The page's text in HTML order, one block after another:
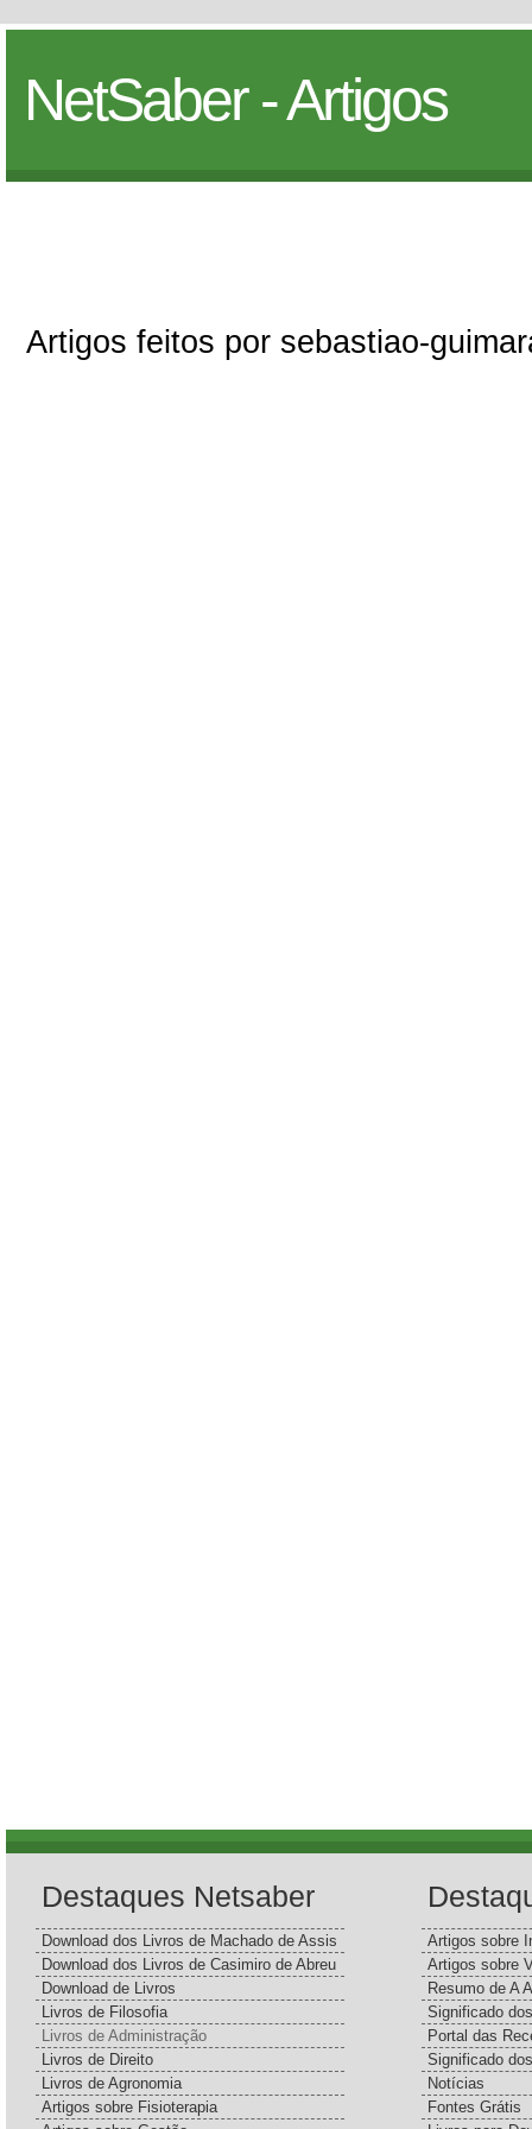
NetSaber - Artigos
Artigos feitos por sebastiao-
Destaques Netsaber
Download dos Livros de Machado de Assis
Download dos Livros de Casimiro de Abreu
Download de Livros
Livros de Filosofia
Livros de Administração
Livros de Direito
Livros de Agronomia
Artigos sobre Fisioterapia
Artigos sobre
Artigos sobre
Resumo de A
Significado
Portal das
Significado
Notícias
Fontes Grátis